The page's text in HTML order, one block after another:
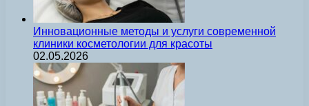
Инновационные методы и услуги современной
клиники косметологии для красоты
02.05.2026